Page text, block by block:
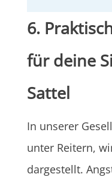
6.
für deine
Sattel
In unserer
unter Reitern,
dargestellt.